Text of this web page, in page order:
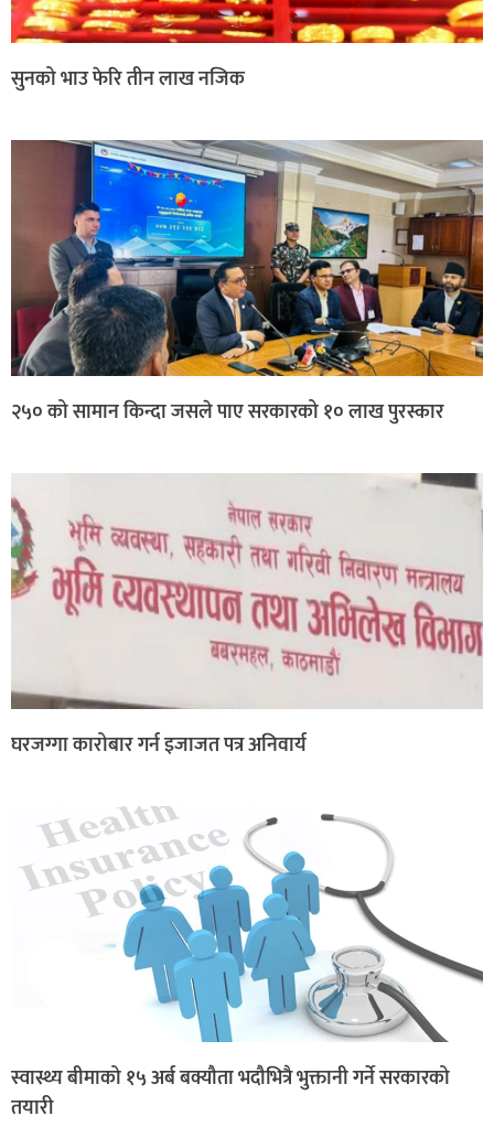
सुनको भाउ फेरि तीन लाख नजिक
२५० को सामान किन्दा जसले पाए सरकारको १० लाख पुरस्कार
घरजग्गा कारोबार गर्न इजाजत पत्र अनिवार्य
स्वास्थ्य बीमाको १५ अर्ब बक्यौता भदौभित्रै भुक्तानी गर्ने सरकारको
तयारी